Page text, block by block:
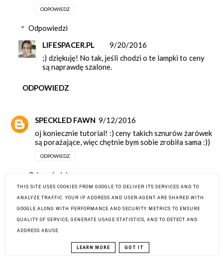
ODPOWIEDZ
Odpowiedzi
LIFESPACER.PL
9/20/2016
;) dziękuję! No tak, jeśli chodzi o te lampki to ceny
są naprawdę szalone.
ODPOWIEDZ
SPECKLED FAWN 9/12/2016
oj koniecznie tutorial! :) ceny takich sznurów żarówek
są porażające, więc chętnie bym sobie zrobiła sama :))
ODPOWIEDZ
Odpowiedzi
Zgadzam się, porażające! Zrobimy na pewno
ODPOWIEDZ
THIS SITE USES COOKIES FROM GOOGLE TO DELIVER ITS SERVICES AND TO
ANALYZE TRAFFIC. YOUR IP ADDRESS AND USER-AGENT ARE SHARED WITH
GOOGLE ALONG WITH PERFORMANCE AND SECURITY METRICS TO ENSURE
QUALITY OF SERVICE, GENERATE USAGE STATISTICS, AND TO DETECT AND
ADDRESS ABUSE.
LEARN MORE GOT IT